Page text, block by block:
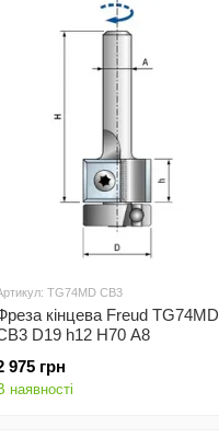
TG74MD CB3
кінцева Freud TG74MD
D19 h12 H70 A8
975 грн
наявності